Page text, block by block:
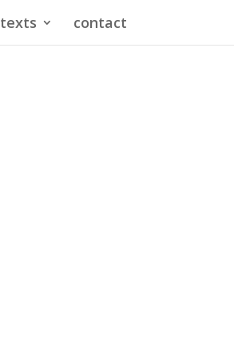
texts contact